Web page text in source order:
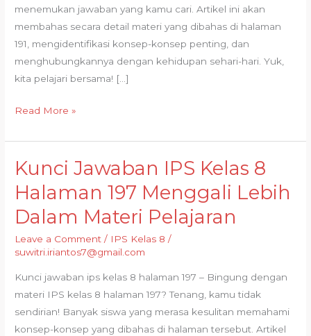
menemukan jawaban yang kamu cari. Artikel ini akan
membahas secara detail materi yang dibahas di halaman
191, mengidentifikasi konsep-konsep penting, dan
menghubungkannya dengan kehidupan sehari-hari. Yuk,
kita pelajari bersama! […]
Kunci
IPS
Kelas
Halaman
191
Konsep
Read More »
Kunci Jawaban IPS Kelas 8
Halaman 197 Menggali Lebih
Dalam Materi Pelajaran
Leave a Comment / IPS Kelas 8 /
suwitri.iriantos7@gmail.com
Kunci jawaban ips kelas 8 halaman 197 – Bingung dengan
materi IPS kelas 8 halaman 197? Tenang, kamu tidak
sendirian! Banyak siswa yang merasa kesulitan memahami
konsep-konsep yang dibahas di halaman tersebut. Artikel